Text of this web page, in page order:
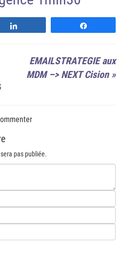
EMAILSTRATEGIE aux
MDM –> NEXT Cision»
pas publiée.